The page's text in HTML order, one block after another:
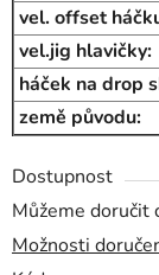
vel. offset
vel.jig hlavičky:
háček na drop
země původu:
Dostupnost
Můžeme doručit
Možnosti